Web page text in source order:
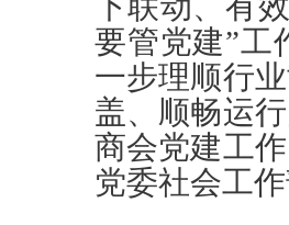
要管党建”工
一步理顺行
盖、顺畅运
商会党建工
党委社会工